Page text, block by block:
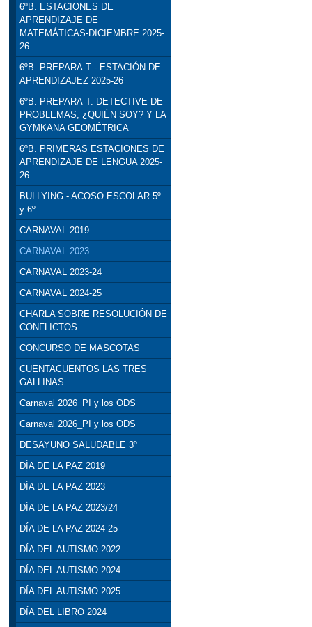
6ºB. ESTACIONES DE
APRENDIZAJE DE
MATEMÁTICAS-DICIEMBRE 2025-
26
6ºB. PREPARA-T - ESTACIÓN DE
APRENDIZAJEZ 2025-26
6ºB. PREPARA-T. DETECTIVE DE
PROBLEMAS, ¿QUIÉN SOY? Y LA
GYMKANA GEOMÉTRICA
6ºB. PRIMERAS ESTACIONES DE
APRENDIZAJE DE LENGUA 2025-
26
BULLYING - ACOSO ESCOLAR 5º
y 6º
CARNAVAL 2019
CARNAVAL 2023
CARNAVAL 2023-24
CARNAVAL 2024-25
CHARLA SOBRE RESOLUCIÓN DE
CONFLICTOS
CONCURSO DE MASCOTAS
CUENTACUENTOS LAS TRES
GALLINAS
Carnaval 2026_PI y los ODS
Carnaval 2026_PI y los ODS
DESAYUNO SALUDABLE 3º
DÍA DE LA PAZ 2019
DÍA DE LA PAZ 2023
DÍA DE LA PAZ 2023/24
DÍA DE LA PAZ 2024-25
DÍA DEL AUTISMO 2022
DÍA DEL AUTISMO 2024
DÍA DEL AUTISMO 2025
DÍA DEL LIBRO 2024